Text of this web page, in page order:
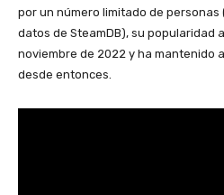
por un número limitado de personas
datos de SteamDB), su popularidad
noviembre de 2022 y ha mantenido
desde entonces.